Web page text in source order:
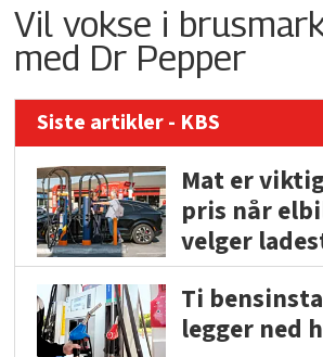
Vil vokse i
med Dr Pepper
Siste artikler - KBS
Mat er
pris når
velger
Ti
legger ned